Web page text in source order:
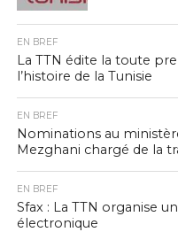
EN BREF
La TTN édite la toute
l’histoire de la Tunisie
EN BREF
Nominations au
Mezghani chargé de la
EN BREF
Sfax : La TTN organise
électronique